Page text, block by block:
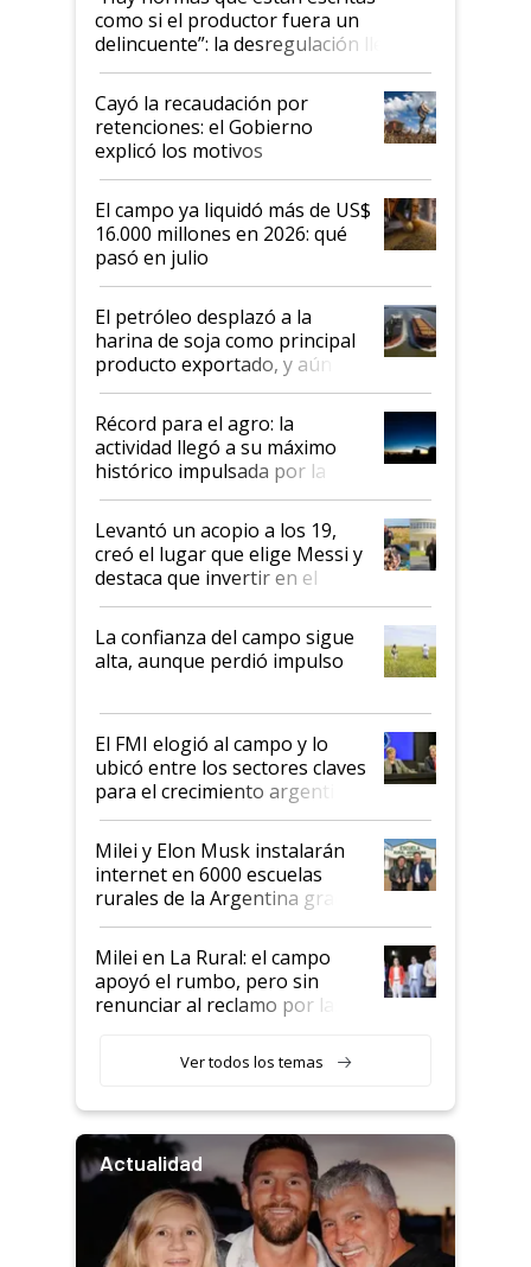
como si el productor fuera un
delincuente”: la desregulación llegó
al Congreso Aapresid y hasta se
habló del financiamiento al IPCVA
Cayó la recaudación por
retenciones: el Gobierno
explicó los motivos
El campo ya liquidó más de US$
16.000 millones en 2026: qué
pasó en julio
El petróleo desplazó a la
harina de soja como principal
producto exportado, y aún así
el agro aportó casi seis de cada
diez dólares y sostuvo el
liderazgo en un semestre
récord
Récord para el agro: la
actividad llegó a su máximo
histórico impulsada por la
cosecha y las exportaciones
Levantó un acopio a los 19,
creó el lugar que elige Messi y
destaca que invertir en el
kirchnerismo era como "darle
plata a un hijo para droga":
Juan Félix Rossetti, el libertario
que de una dura crisis salió
de Milei
La confianza del campo sigue
alta, aunque perdió impulso
El FMI elogió al campo y lo
ubicó entre los sectores claves
para el crecimiento argentino
Milei y Elon Musk instalarán
internet en 6000 escuelas
rurales de la Argentina gracias
a un acuerdo con Starlink
Milei en La Rural: el campo
apoyó el rumbo, pero sin
renunciar al reclamo por las
Ver todos los temas
Actualidad